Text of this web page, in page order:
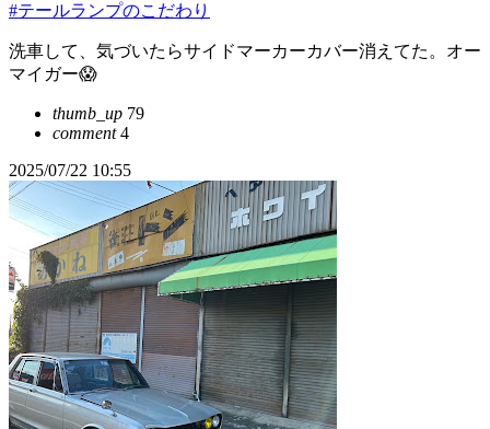
#テールランプのこだわり
洗車して、気づいたらサイドマーカーカバー消えてた。オー
マイガー😱
thumb_up 79
comment4
2025/07/22 10:55